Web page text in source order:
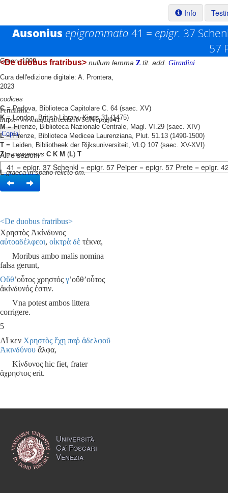
Info
Ausonius epigrammata 41 = epigr. 37
57
Green, 1999
Cura dell'edizione digitale: A. Prontera,
2023
Permalink:
https://www.mqdq.it/texts/AVSON|epig|041
Copia
Altre sezioni
<De duobus fratribus>
Χρηστὸς Ἀκίνδυνος
αὐτοαδέλφεοι, οἰκτρὰ δὲ τέκνα,
Moribus ambo malis nomina
falsa gerunt,
Οὔθ’οὗτος χρηστός γ’οὔθ’οὗτος
ἀκίνδυνός ἑστιν.
Vna potest ambos littera
corrigere.
5
Αἴ κεν Χρηστὸς ἕχῃ παῤ ἀδελφοῦ
Ἀκινδύνου ἄλφα,
Κίνδυνος hic fiet, frater
ἄχρηστος erit.
<De duobus fratribus> nullum lemma Z tit. add. Girardini
codices
C= Padova, Biblioteca Capitolare C. 64 (saec. XV)
K= London, British Library, Kings 31 (1475)
M= Firenze, Biblioteca Nazionale Centrale, Magl. VI.29 (saec. XIV)
L= Firenze, Biblioteca Medicea Laurenziana, Plut. 51.13 (1490-1500)
T = Leiden, Bibliotheek der Rijksuniversiteit, VLQ 107 (saec. XV-XVI)
Z=consensus C K M (L) T
L graeca in spatio relicto om.
Università
Ca’ Foscari
Venezia